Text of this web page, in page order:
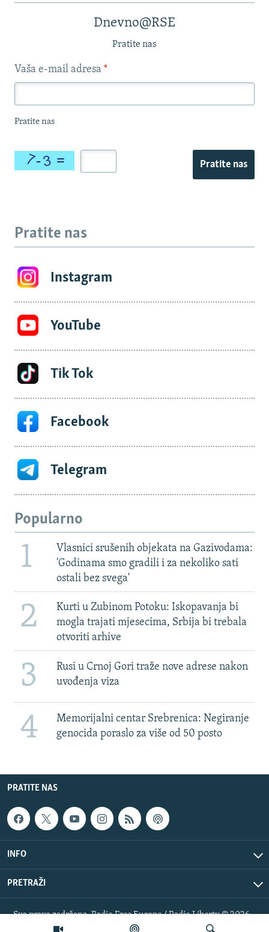
Dnevno@RSE
Pratite nas
Vaša e-mail adresa *
Pratite nas
Pratite nas
Pratite nas
Instagram
YouTube
Tik Tok
Facebook
Telegram
Popularno
1
Vlasnici srušenih objekata na Gazivodama:
'Godinama smo gradili i za nekoliko sati
ostali bez svega'
2
Kurti u Zubinom Potoku: Iskopavanja bi
mogla trajati mjesecima, Srbija bi trebala
otvoriti arhive
3
Rusi u Crnoj Gori traže nove adrese nakon
uvođenja viza
4
Memorijalni centar Srebrenica: Negiranje
genocida poraslo za više od 50 posto
PRATITE NAS
INFO
PRETRAŽI
Sva prava zadržana. Radio Free Europe / Radio Liberty © 2026
RFE/RL, Inc.